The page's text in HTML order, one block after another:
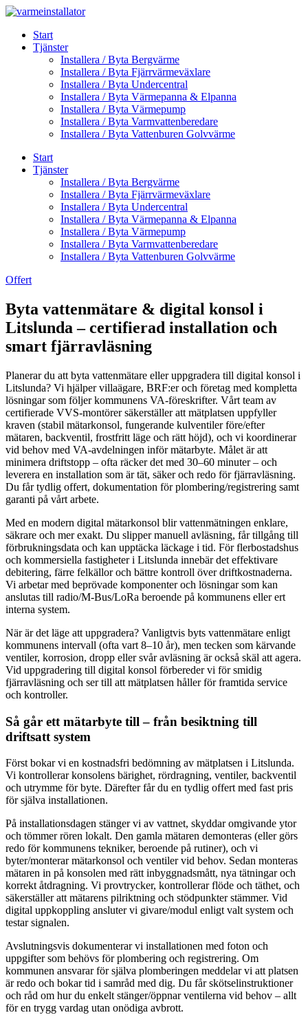
Skip
contentStart
Tjänster
Installera / Byta Bergvärme
Installera / Byta Fjärrvärmeväxlare
Installera / Byta Undercentral
Installera / Byta Värmepanna & Elpanna
Installera / Byta Värmepump
Installera / Byta Varmvattenberedare
Installera / Byta Vattenburen Golvvärme
Start
Tjänster
Installera / Byta Bergvärme
Installera / Byta Fjärrvärmeväxlare
Installera / Byta Undercentral
Installera / Byta Värmepanna & Elpanna
Installera / Byta Värmepump
Installera / Byta Varmvattenberedare
Installera / Byta Vattenburen Golvvärme
Offert
Byta vattenmätare & digital konsol i
Litslunda – certifierad installation och
smart fjärravläsning
Planerar du att byta vattenmätare eller uppgradera till digital konsol i
Litslunda? Vi hjälper villaägare, BRF:er och företag med kompletta
lösningar som följer kommunens VA-föreskrifter. Vårt team av
certifierade VVS-montörer säkerställer att mätplatsen uppfyller
kraven (stabil mätarkonsol, fungerande kulventiler före/efter
mätaren, backventil, frostfritt läge och rätt höjd), och vi koordinerar
vid behov med VA-avdelningen inför mätarbyte. Målet är att
minimera driftstopp – ofta räcker det med 30–60 minuter – och
leverera en installation som är tät, säker och redo för fjärravläsning.
Du får tydlig offert, dokumentation för plombering/registrering samt
garanti på vårt arbete.
Med en modern digital mätarkonsol blir vattenmätningen enklare,
säkrare och mer exakt. Du slipper manuell avläsning, får tillgång till
förbrukningsdata och kan upptäcka läckage i tid. För flerbostadshus
och kommersiella fastigheter i Litslunda innebär det effektivare
debitering, färre felkällor och bättre kontroll över driftkostnaderna.
Vi arbetar med beprövade komponenter och lösningar som kan
anslutas till radio/M‑Bus/LoRa beroende på kommunens eller ert
interna system.
När är det läge att uppgradera? Vanligtvis byts vattenmätare enligt
kommunens intervall (ofta vart 8–10 år), men tecken som kärvande
ventiler, korrosion, dropp eller svår avläsning är också skäl att agera.
Vid uppgradering till digital konsol förbereder vi för smidig
fjärravläsning och ser till att mätplatsen håller för framtida service
och kontroller.
Så går ett mätarbyte till – från besiktning till
driftsatt system
Först bokar vi en kostnadsfri bedömning av mätplatsen i Litslunda.
Vi kontrollerar konsolens bärighet, rördragning, ventiler, backventil
och utrymme för byte. Därefter får du en tydlig offert med fast pris
för själva installationen.
På installationsdagen stänger vi av vattnet, skyddar omgivande ytor
och tömmer rören lokalt. Den gamla mätaren demonteras (eller görs
redo för kommunens tekniker, beroende på rutiner), och vi
byter/monterar mätarkonsol och ventiler vid behov. Sedan monteras
mätaren in på konsolen med rätt inbyggnadsmått, nya tätningar och
korrekt åtdragning. Vi provtrycker, kontrollerar flöde och täthet, och
säkerställer att mätarens pilriktning och stödpunkter stämmer. Vid
digital uppkoppling ansluter vi givare/modul enligt valt system och
testar signalen.
Avslutningsvis dokumenterar vi installationen med foton och
uppgifter som behövs för plombering och registrering. Om
kommunen ansvarar för själva plomberingen meddelar vi att platsen
är redo och bokar tid i samråd med dig. Du får skötselinstruktioner
och råd om hur du enkelt stänger/öppnar ventilerna vid behov – allt
för en trygg vardag utan onödiga avbrott.